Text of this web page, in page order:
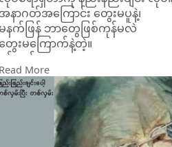
နာဂတ်အကြောင်း တွေးမပူနဲ့၊
နက်ဖြန် ဘာတွေဖြစ်ကုန်မလဲ
ေးမကြောက်နဲ့တဲ့။
န်းကန်တွေ ဆေး။
မှိုက်တွေ လှည်းကျင်း။
ာရေးစရာရှိတာ ချရေး။
ျက်စရာရှိတာ ချက်။
လောက် လုပ်နိုင်ရင်
ါ ရှေ့ကို ဆက်သွားနေတာပဲတဲ့။
More